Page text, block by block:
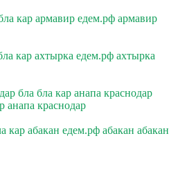
кар армавир едем.рф армавир
кар ахтырка едем.рф ахтырка
бла бла кар анапа краснодар
анапа краснодар
кар абакан едем.рф абакан абакан